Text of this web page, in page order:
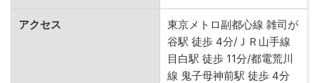
アクセス
東京メトロ副都心線 雑司が
谷駅 徒歩 4分/ＪＲ山手線
目白駅 徒歩 11分/都電荒川
線 鬼子母神前駅 徒歩 4分